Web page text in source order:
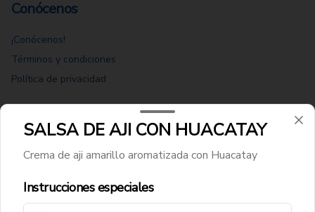
Conócenos
¡Conócenos!
Términos y condiciones
Política de privacidad
Redes sociales
Facebook
Mi cuenta
SALSA DE AJI CON HUACATAY
Crema de aji amarillo aromatizada con Huacatay
Instrucciones especiales